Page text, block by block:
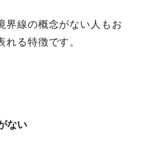
界線の概念がない人もお
れる特徴です。
ない